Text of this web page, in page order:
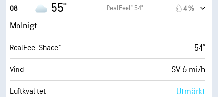
Fuktighet
Daggpunkt 47° F
AccuLumen Brightness Index™ 2 (Mörkt)
Molntäcke 91 %
08 55° RealFeel® 54° 4 %
Molnigt
RealFeel Shade™ 54°
Vind SV 6 mi/h
Luftkvalitet Utmärkt